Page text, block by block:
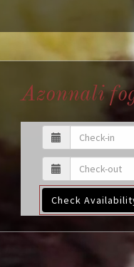
Azonnali
Check